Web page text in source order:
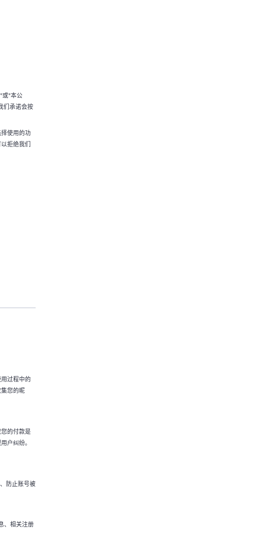
或"本公
们承诺会按
使用的功
拒绝我们
过程中的
您的昵
的付款是
户纠纷。
防止账号被
、相关注册